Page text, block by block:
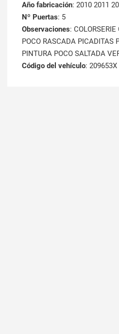
Año fabricación: 2010 2011
Nº Puertas: 5
Observaciones: COLORSERIE
POCO RASCADA PICADITAS
PINTURA POCO SALTADA
Código del vehículo: 209653X